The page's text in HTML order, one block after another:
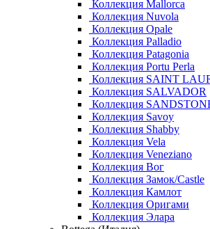
Коллекция Mallorca
Коллекция Nuvola
Коллекция Opale
Коллекция Palladio
Коллекция Patagonia
Коллекция Portu Perla
Коллекция SAINT
Коллекция SALVADOR
Коллекция
Коллекция Savoy
Коллекция Shabby
Коллекция Vela
Коллекция Veneziano
Коллекция Вог
Коллекция Замок/Castle
Коллекция Камлот
Коллекция Оригами
Коллекция Элара